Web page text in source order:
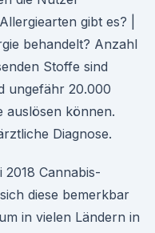
gibt es? |
behandelt? Anzahl
Stoffe sind
ungefähr 20.000
auslösen können.
Diagnose.
Cannabis-
diese bemerkbar
in vielen Ländern in